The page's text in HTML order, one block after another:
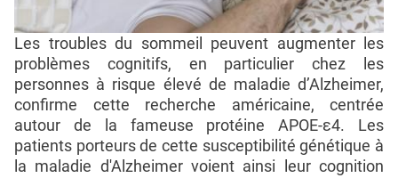
Les troubles du sommeil peuvent augmenter les
problèmes cognitifs, en particulier chez les
personnes à risque élevé de maladie d’Alzheimer,
confirme cette recherche américaine, centrée
autour de la fameuse protéine APOE-ε4. Les
patients porteurs de cette susceptibilité génétique à
la maladie d'Alzheimer voient ainsi leur cognition